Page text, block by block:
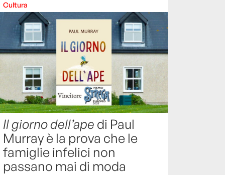
Cultura
Il giorno dell’ape di Paul
Murray è la prova che le
famiglie infelici non
passano mai di moda